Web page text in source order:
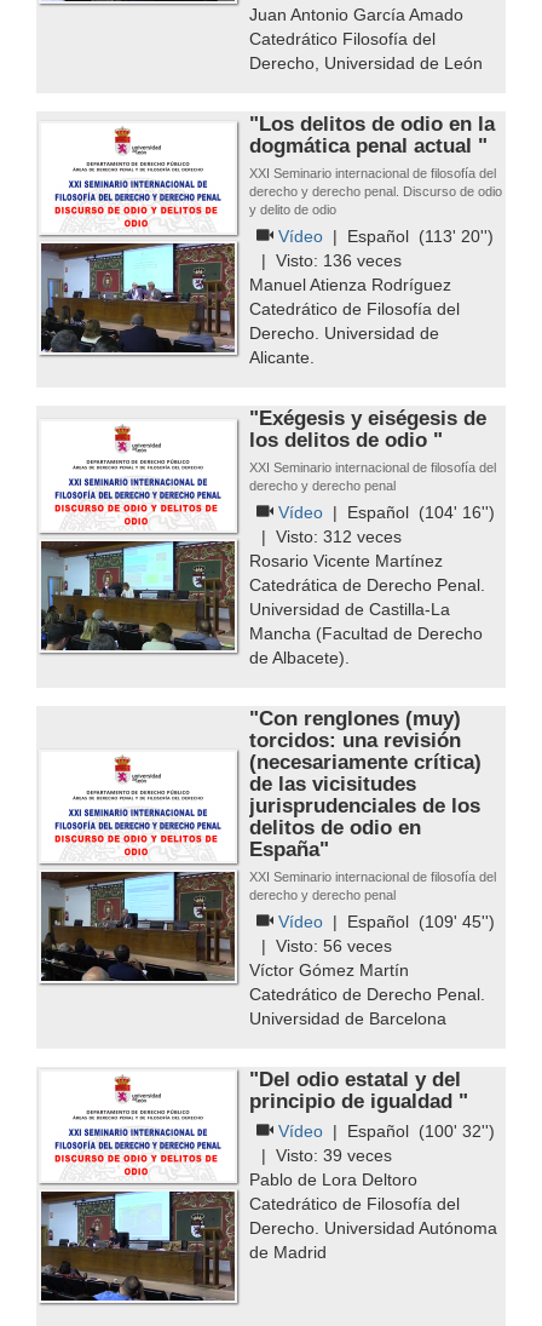
Juan Antonio García Amado
Catedrático Filosofía del
Derecho, Universidad de León
"Los delitos de odio en la
dogmática penal actual "
XXI Seminario internacional de filosofía del
derecho y derecho penal. Discurso de odio
y delito de odio
Vídeo | Español (113' 20'')
| Visto: 136 veces
Manuel Atienza Rodríguez
Catedrático de Filosofía del
Derecho. Universidad de
Alicante.
"Exégesis y eiségesis de
los delitos de odio "
XXI Seminario internacional de filosofía del
derecho y derecho penal
Vídeo | Español (104' 16'')
| Visto:312 veces
Rosario Vicente Martínez
Catedrática de Derecho Penal.
Universidad de Castilla-La
Mancha (Facultad de Derecho
de Albacete).
"Con renglones (muy)
torcidos: una revisión
(necesariamente crítica)
de las vicisitudes
jurisprudenciales de los
delitos de odio en
España"
XXI Seminario internacional de filosofía del
derecho y derecho penal
Vídeo | Español (109' 45'')
| Visto:56 veces
Víctor Gómez Martín
Catedrático de Derecho Penal.
Universidad de Barcelona
"Del odio estatal y del
principio de igualdad "
Vídeo | Español (100' 32'')
| Visto:39 veces
Pablo de Lora Deltoro
Catedrático de Filosofía del
Derecho. Universidad Autónoma
de Madrid